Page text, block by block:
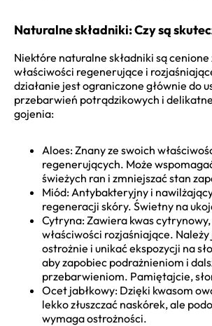
Naturalne składniki: Czy są
Niektóre naturalne składniki są cenione
właściwości regenerujące i
działanie jest ograniczone głównie do
przebarwień potrądzikowych i
gojenia:
Aloes: Znany ze swoich
regenerujących. Może
świeżych ran i zmniejszać stan
Miód: Antybakteryjny i
regeneracji skóry. Świetny na
Cytryna: Zawiera kwas
właściwości rozjaśniające.
ostrożnie i unikać ekspozycji na
aby zapobiec podrażnieniom i
przebarwieniom. Pamiętajcie,
Ocet jabłkowy: Dzięki kwasom
lekko złuszczać naskórek, ale
wymaga ostrożności.